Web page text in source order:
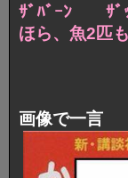
ｻﾞﾊﾞｰﾝ ｻﾞｯ
ほら、魚2匹
画像で一言